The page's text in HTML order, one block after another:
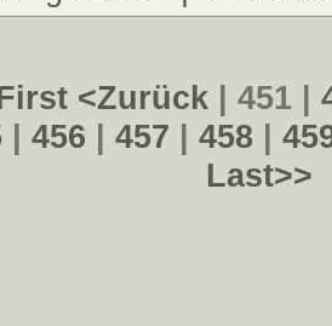
<Zurück | 451 |
| 456 | 457 | 458 |
Last>>